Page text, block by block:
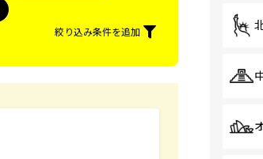
絞り込み条件を追加